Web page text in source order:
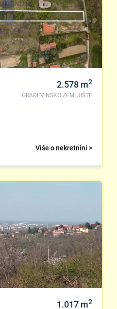
2.578 m2
GRAĐEVINSKO ZEMLJIŠTE
Više o nekretnini >
1.017 m2